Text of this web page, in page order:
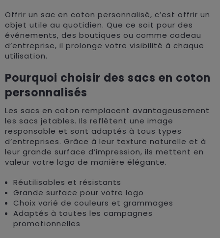
Offrir un sac en coton personnalisé, c’est offrir un
objet utile au quotidien. Que ce soit pour des
événements, des boutiques ou comme cadeau
d’entreprise, il prolonge votre visibilité à chaque
utilisation.
Pourquoi choisir des sacs en coton
personnalisés
Les sacs en coton remplacent avantageusement
les sacs jetables. Ils reflètent une image
responsable et sont adaptés à tous types
d’entreprises. Grâce à leur texture naturelle et à
leur grande surface d’impression, ils mettent en
valeur votre logo de manière élégante.
Réutilisables et résistants
Grande surface pour votre logo
Choix varié de couleurs et grammages
Adaptés à toutes les campagnes
promotionnelles